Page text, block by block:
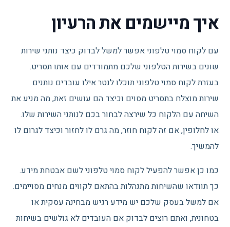
איך מיישמים את הרעיון
עם לקוח סמוי טלפוני אפשר למשל לבדוק כיצד נותני שירות
שונים בשירות הטלפוני שלכם מתמודדים עם אותו תסריט.
בעזרת לקוח סמוי טלפוני תוכלו לנטר אילו עובדים נותנים
שירות מוצלח בתסריט מסוים וכיצד הם עושים זאת, מה מניע את
השיחה עם הלקוח כל שירצה לבחור בכם לנותני השירות שלו.
או לחלופין, אם זה לקוח חוזר, מה גרם לו לחזור וכיצד לגרום לו
להמשיך.
כמו כן אפשר להפעיל לקוח סמוי טלפוני לשם אבטחת מידע.
כך תוודאו שהשיחות מתנהלות בהתאם לקווים מנחים מסויימים.
אם למשל בעסק שלכם יש מידע רגיש מבחינה עסקית או
בטחונית, ואתם רוצים לבדוק אם העובדים לא גולשים בשיחות